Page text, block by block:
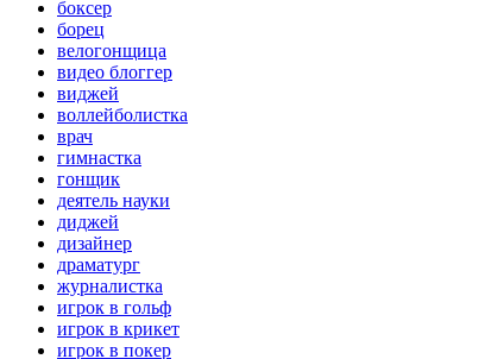
боксер
борец
велогонщица
видео блоггер
виджей
воллейболистка
врач
гимнастка
гонщик
деятель науки
диджей
дизайнер
драматург
журналистка
игрок в гольф
игрок в крикет
игрок в покер